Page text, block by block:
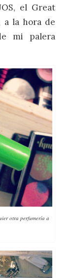
el Great
a la hora de
mi palera
otra perfumería a